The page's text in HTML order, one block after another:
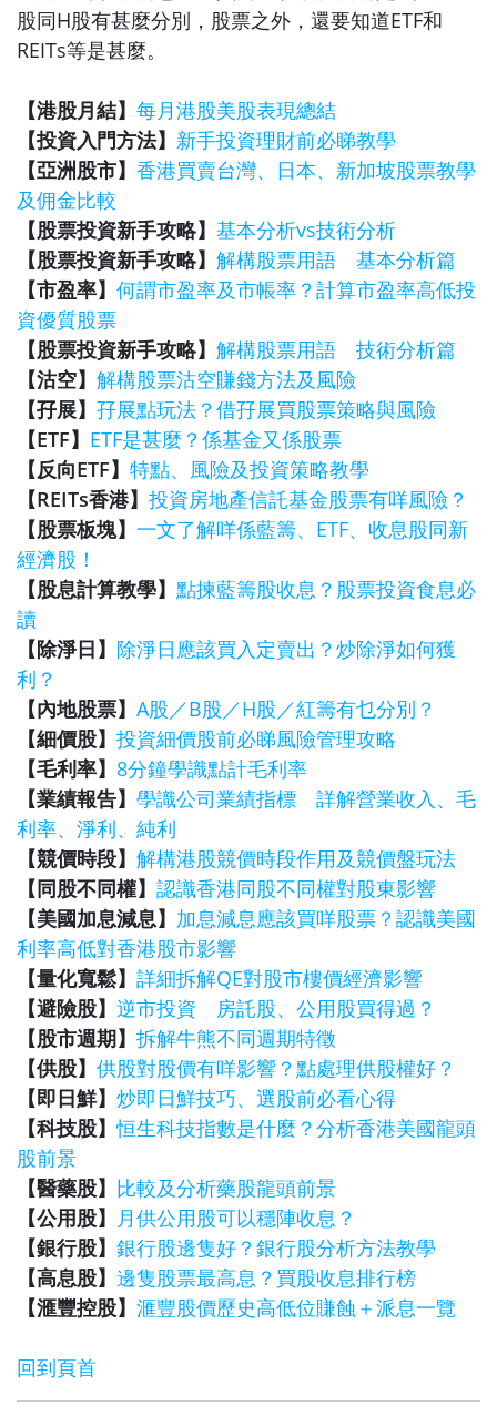
股同H股有甚麼分別，股票之外，還要知道ETF和
REITs等是甚麼。
【港股月結】 每月港股美股表現總結
【投資入門方法】 新手投資理財前必睇教學
【亞洲股市】 香港買賣台灣、日本、新加坡股票教學
及佣金比較
【股票投資新手攻略】 基本分析vs技術分析
【股票投資新手攻略】 解構股票用語 基本分析篇
【市盈率】 何謂市盈率及市帳率？計算市盈率高低投
資優質股票
【股票投資新手攻略】 解構股票用語 技術分析篇
【沽空】 解構股票沽空賺錢方法及風險
【孖展】 孖展點玩法？借孖展買股票策略與風險
【ETF】 ETF是甚麼？係基金又係股票
【反向ETF】 特點、風險及投資策略教學
【REITs香港】 投資房地產信託基金股票有咩風險？
【股票板塊】 一文了解咩係藍籌、ETF、收息股同新
經濟股！
【股息計算教學】 點揀藍籌股收息？股票投資食息必
讀
【除淨日】 除淨日應該買入定賣出？炒除淨如何獲
利？
【內地股票】 A股／B股／H股／紅籌有乜分別？
【細價股】 投資細價股前必睇風險管理攻略
【毛利率】 8分鐘學識點計毛利率
【業績報告】 學識公司業績指標 詳解營業收入、毛
利率、淨利、純利
【競價時段】 解構港股競價時段作用及競價盤玩法
【同股不同權】 認識香港同股不同權對股東影響
【美國加息減息】 加息減息應該買咩股票？認識美國
利率高低對香港股市影響
【量化寬鬆】 詳細拆解QE對股市樓價經濟影響
【避險股】 逆市投資 房託股、公用股買得過？
【股市週期】 拆解牛熊不同週期特徵
【供股】 供股對股價有咩影響？點處理供股權好？
【即日鮮】 炒即日鮮技巧、選股前必看心得
【科技股】恒生科技指數是什麼？分析香港美國龍頭
股前景
【醫藥股】 比較及分析藥股龍頭前景
【公用股】 月供公用股可以穩陣收息？
【銀行股】 銀行股邊隻好？銀行股分析方法教學
【高息股】 邊隻股票最高息？買股收息排行榜
【滙豐控股】 滙豐股價歷史高低位賺蝕＋派息一覽
回到頁首